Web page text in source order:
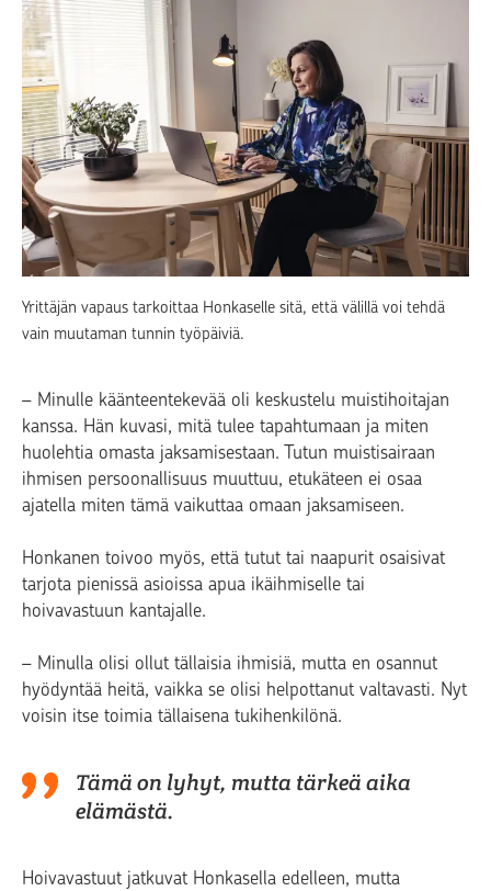
Yrittäjän vapaus tarkoittaa Honkaselle sitä, että välillä voi tehdä
vain muutaman tunnin työpäiviä.
– Minulle käänteentekevää oli keskustelu muistihoitajan
kanssa. Hän kuvasi, mitä tulee tapahtumaan ja miten
huolehtia omasta jaksamisestaan. Tutun muistisairaan
ihmisen persoonallisuus muuttuu, etukäteen ei osaa
ajatella miten tämä vaikuttaa omaan jaksamiseen.
Honkanen toivoo myös, että tutut tai naapurit osaisivat
tarjota pienissä asioissa apua ikäihmiselle tai
hoivavastuun kantajalle.
– Minulla olisi ollut tällaisia ihmisiä, mutta en osannut
hyödyntää heitä, vaikka se olisi helpottanut valtavasti. Nyt
voisin itse toimia tällaisena tukihenkilönä.
Tämä on lyhyt, mutta tärkeä aika
elämästä.
Hoivavastuut jatkuvat Honkasella edelleen, mutta